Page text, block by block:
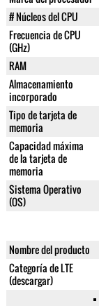
# Núcleos del CPU
Frecuencia de CPU
(GHz)
RAM
Almacenamiento
incorporado
Tipo de tarjeta de
memoria
Capacidad máxima
de la tarjeta de
memoria
Sistema Operativo
(OS)
Nombre del producto
Categoría de LTE
(descargar)